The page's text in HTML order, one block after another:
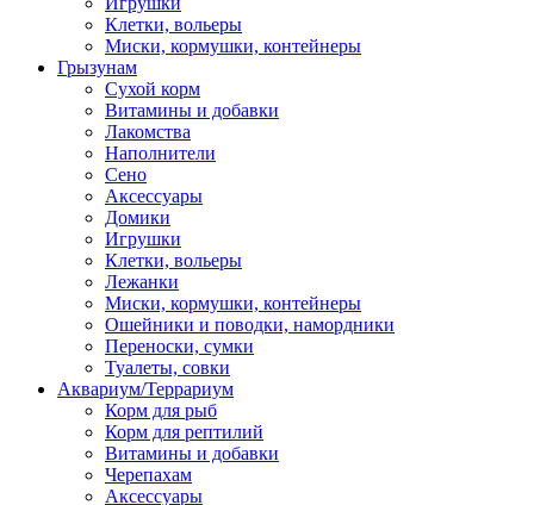
Клетки, вольеры
Миски, кормушки, контейнеры
Грызунам
Сухой корм
Витамины и добавки
Лакомства
Наполнители
Сено
Аксессуары
Домики
Игрушки
Клетки, вольеры
Лежанки
Миски, кормушки, контейнеры
Ошейники и поводки, намордники
Переноски, сумки
Туалеты, совки
Аквариум/Террариум
Корм для рыб
Корм для рептилий
Витамины и добавки
Черепахам
Аксессуары